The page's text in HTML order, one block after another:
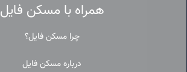
همراه با مسکن فایل
چرا مسکن فایل؟
درباره مسکن فایل